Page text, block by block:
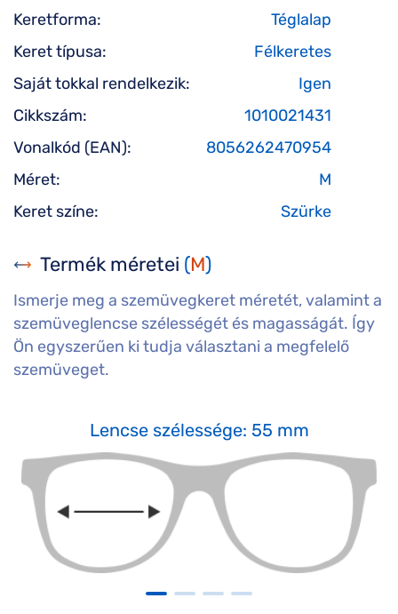
Keretforma:
Téglalap
Keret típusa:
Félkeretes
Saját tokkal rendelkezik:
Igen
Cikkszám:
1010021431
Vonalkód (EAN):
8056262470954
Méret:
M
Keret színe:
Szürke
Termék méretei (M)
Ismerje meg a szemüvegkeret méretét, valamint a
szemüveglencse szélességét és magasságát. Így
Ön egyszerűen ki tudja választani a megfelelő
szemüveget.
Lencse szélessége: 55 mm